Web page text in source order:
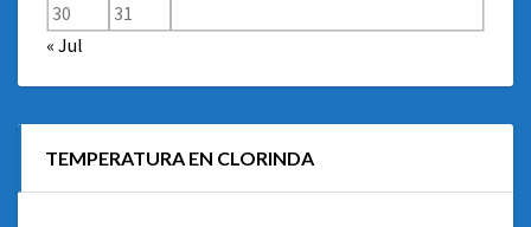
30
31
« Jul
TEMPERATURA EN CLORINDA